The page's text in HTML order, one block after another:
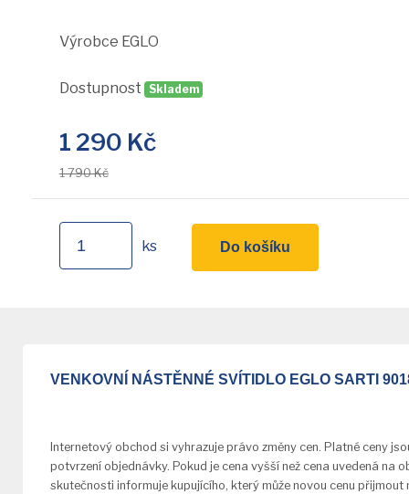
Výrobce EGLO
Dostupnost Skladem
1 290 Kč
1 790 Kč
ks Do košíku
VENKOVNÍ NÁSTĚNNÉ SVÍTIDLO EGLO SARTI
Internetový obchod si vyhrazuje právo změny cen. Platné ceny
potvrzení objednávky. Pokud je cena vyšší než cena uvedená na
skutečnosti informuje kupujícího, který může novou cenu